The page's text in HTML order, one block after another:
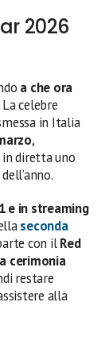
2026
a che ora
La celebre
in Italia
,
diretta uno
e in streaming
seconda
con ilRed
cerimonia
restare
alla